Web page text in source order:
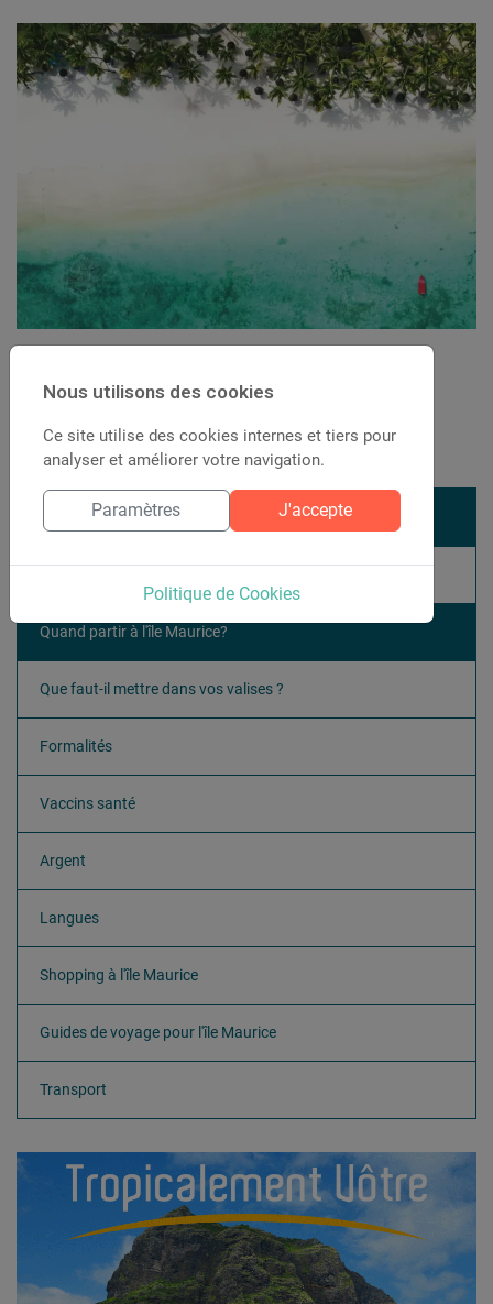
Pour aller plus loin...
Généralités
Quand partir à l'île Maurice?
Que faut-il mettre dans vos valises ?
Formalités
Vaccins santé
Argent
Langues
Shopping à l'île Maurice
Guides de voyage pour l'île Maurice
Transport
Nous utilisons des cookies
Ce site utilise des cookies internes et tiers pour
analyser et améliorer votre navigation.
Paramètres J'accepte
Politique de Cookies